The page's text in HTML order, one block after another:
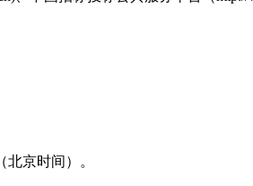
（北京时间）。